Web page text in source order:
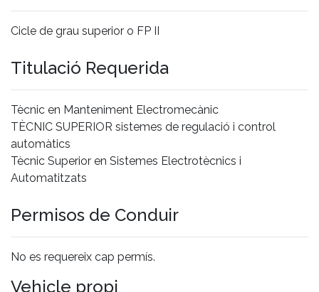
Cicle de grau superior o FP II
Titulació Requerida
Tècnic en Manteniment Electromecànic
TÈCNIC SUPERIOR sistemes de regulació i control
automàtics
Tècnic Superior en Sistemes Electrotècnics i
Automatitzats
Permisos de Conduir
No es requereix cap permís.
Vehicle propi